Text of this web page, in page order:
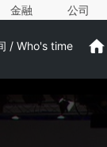
金融 公司
/ Who's time